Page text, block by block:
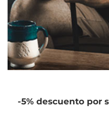
-5% descuento por